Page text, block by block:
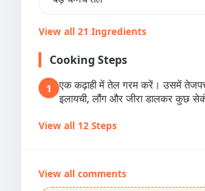
View all 21 Ingredients
Cooking Steps
1
एक कढ़ाही में तेल गरम करें। उसमें
इलायची, लौंग और जीरा डालकर कुछ
View all 12 Steps
View all comments